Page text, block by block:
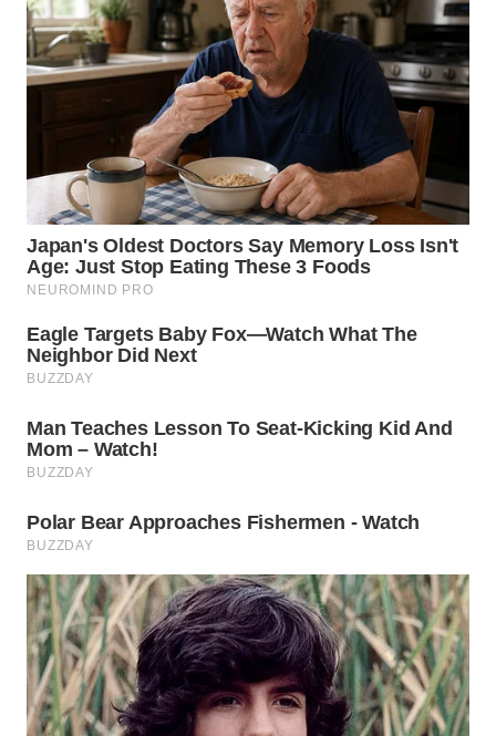
WN
TAPANULI
WN DELI
SERDANG
TEBING
TINGGI
WN
PAKPAK
WN
KARAWANG
BEKASI
WN
BOGOR
WN
DEPOK